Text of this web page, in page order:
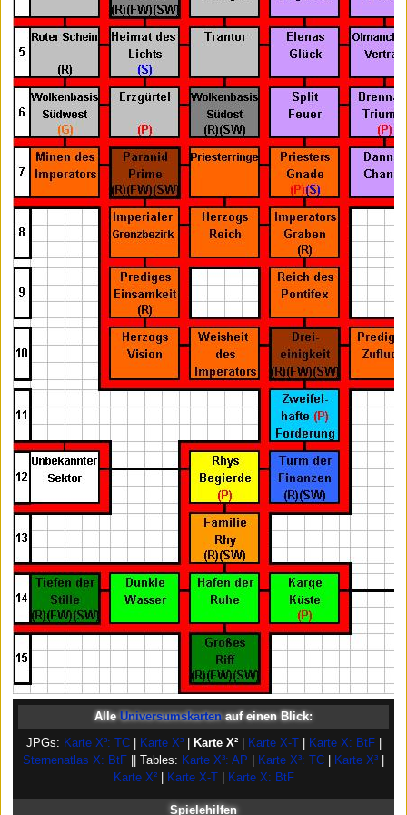
Alle Universumskartenauf einen Blick:
JPGs: Karte X³: TC| Karte X³| Karte X²| Karte X-T Karte X: BtF|
Sternenatlas X: BtF || Tables: Karte X³: AP Karte X³: TC Karte X³
Karte X²| Karte X-T Karte X: BtF
Spielehilfen